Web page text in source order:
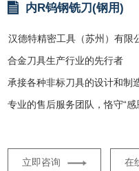
内R钨钢铣刀(钢用)
汉德特精密工具（苏州）有限
合金刀具生产行业的先行者
承接各种非标刀具的设计和制
专业的售后服务团队，恪守“
立即咨询 在